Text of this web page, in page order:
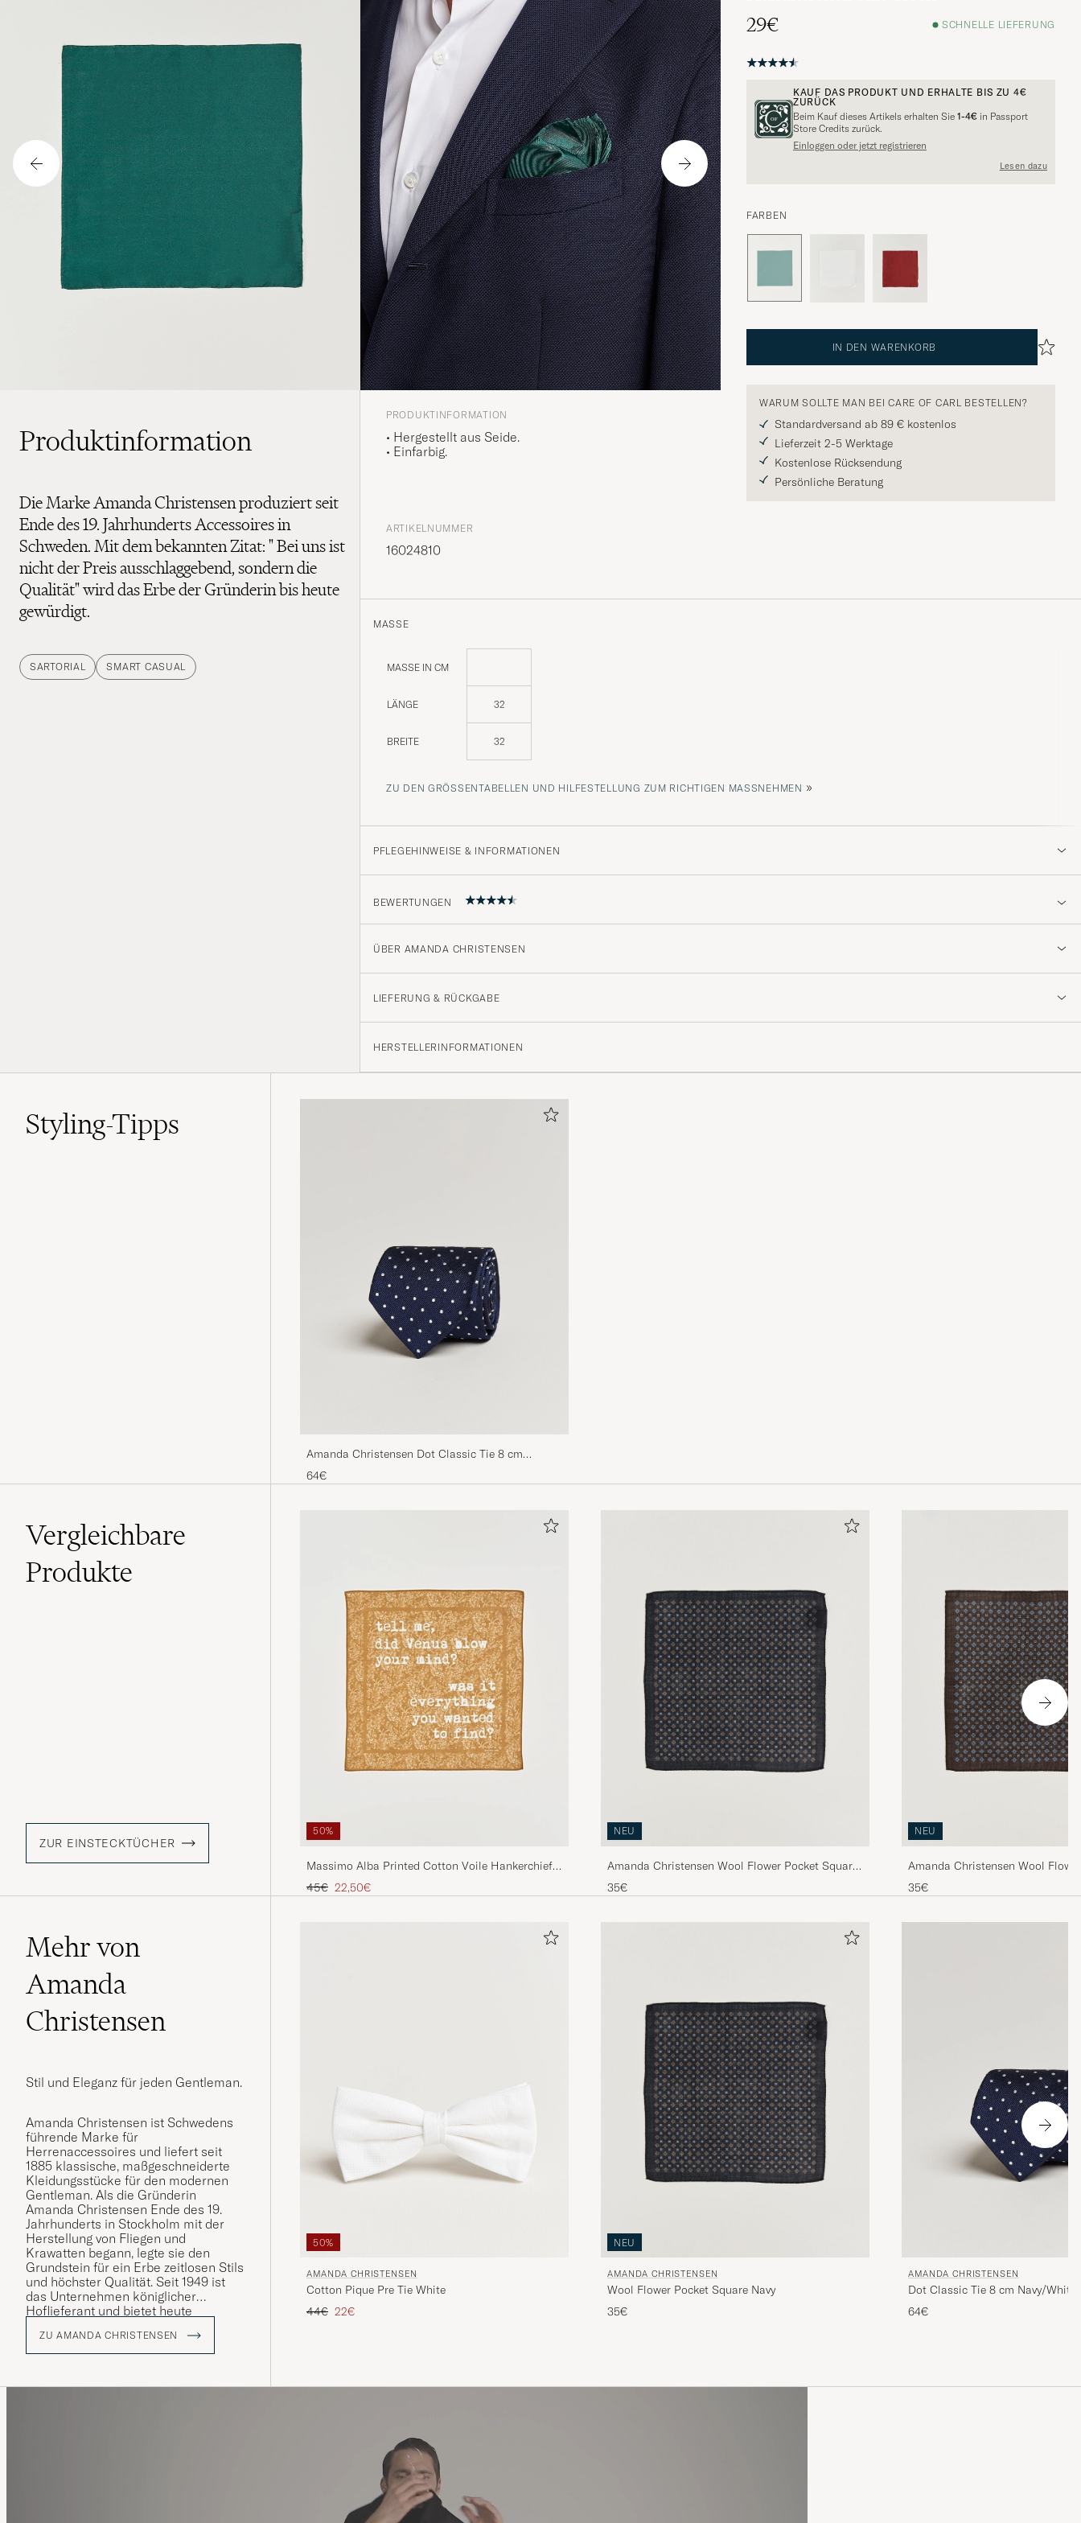
29€
SCHNELLE LIEFERUNG
KAUF DAS PRODUKT UND ERHALTE BIS ZU 4€
ZURÜCK
Beim Kauf dieses Artikels erhalten Sie 1-4€ in Passport
Store Credits zurück.
Einloggen oder jetzt registrieren
Lesen dazu
FARBEN
IN DEN WARENKORB
WARUM SOLLTE MAN BEI CARE OF CARL BESTELLEN?
Standardversand ab 89 € kostenlos
Lieferzeit 2-5 Werktage
Kostenlose Rücksendung
Persönliche Beratung
Produktinformation
Die Marke Amanda Christensen produziert seit
Ende des 19. Jahrhunderts Accessoires in
Schweden. Mit dem bekannten Zitat: " Bei uns ist
nicht der Preis ausschlaggebend, sondern die
Qualität" wird das Erbe der Gründerin bis heute
gewürdigt.
SARTORIAL SMART CASUAL
PRODUKTINFORMATION
• Hergestellt aus Seide.
• Einfarbig.
ARTIKELNUMMER
16024810
MASSE
MASSE IN CM
LÄNGE 32
BREITE 32
ZU DEN GRÖSSENTABELLEN UND HILFESTELLUNG ZUM RICHTIGEN MASSNEHMEN »
PFLEGEHINWEISE & INFORMATIONEN
BEWERTUNGEN
PETTER S
Tillhandahålla för varje ceremoni över tid.
RAULI P GEKAUFT AM AUF CAREOFCARL.SE
ÜBER AMANDA CHRISTENSEN
LIEFERUNG & RÜCKGABE
HERSTELLERINFORMATIONEN
Styling-Tipps
Amanda Christensen Dot Classic Tie 8 cm
Navy/White
64€
Vergleichbare
Produkte
ZUR EINSTECKTÜCHER
50%
Massimo Alba Printed Cotton Voile Hankerchief
Bronze
Regulärer Preis
45€ Reduzierter Preis
22,50€
NEU
Amanda Christensen Wool Flower Pocket Square
Navy
35€
NEU
Amanda Christensen Wool
Brown
35€
Mehr von
Amanda
Christensen
Stil und Eleganz für jeden Gentleman.
Amanda Christensen ist Schwedens
führende Marke für
Herrenaccessoires und liefert seit
1885 klassische, maßgeschneiderte
Kleidungsstücke für den modernen
Gentleman. Als die Gründerin
Amanda Christensen Ende des 19.
Jahrhunderts in Stockholm mit der
Herstellung von Fliegen und
Krawatten begann, legte sie den
Grundstein für ein Erbe zeitlosen Stils
und höchster Qualität. Seit 1949 ist
das Unternehmen königlicher
Hoflieferant und bietet heute
Socken und Manschettenknöpfe –
Details, die die Persönlichkeit und
weltweit unterstreichen. Ein großer
ZU AMANDA CHRISTENSEN
50%
AMANDA CHRISTENSEN
Cotton Pique Pre Tie White
Regulärer Preis
44€ Reduzierter Preis
22€
NEU
AMANDA CHRISTENSEN
Wool Flower Pocket Square Navy
35€
AMANDA CHRISTENSEN
Dot Classic Tie 8 cm Navy/White
64€